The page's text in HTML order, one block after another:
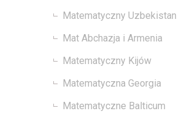
Matematyczny Uzbekistan
Mat Abchazja i Armenia
Matematyczny Kijów
Matematyczna Georgia
Matematyczne Balticum